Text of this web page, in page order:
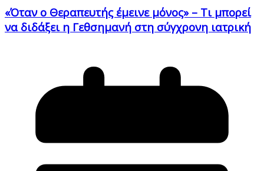
«Όταν ο Θεραπευτής έμεινε μόνος» – Τι μπορεί
να διδάξει η Γεθσημανή στη σύγχρονη ιατρική